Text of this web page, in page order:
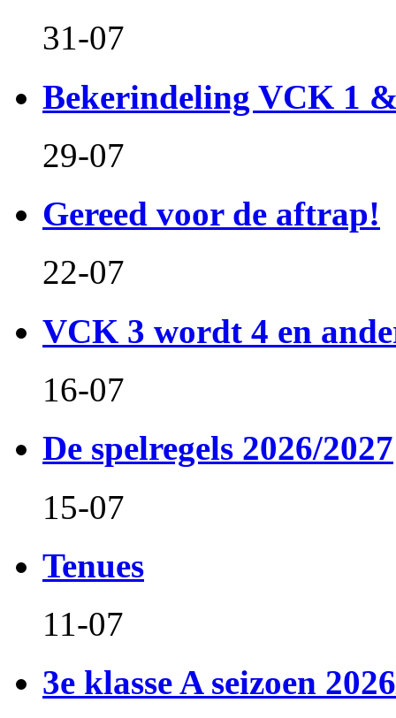
31-07
Bekerindeling VCK 1
29-07
Gereed voor de aftrap!
22-07
VCK 3 wordt 4 en
16-07
De spelregels 2026/2027
15-07
Tenues
11-07
3e klasse A seizoen